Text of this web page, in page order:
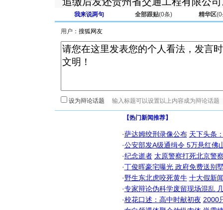
我来说两句 全部跟贴(0条) 精华区(0
用户：
设为辩论话题
【热门新闻推荐】
·萨达姆绞刑录像公布 天下头条
·公安部发A级通缉令 5万悬红佛
·纪念逝者 太原警察打死北京警
·丁俊晖豪宅曝光 政府免费送别
·野生东北虎咬死黄牛 十大假新
·专家辩论伪科学废留现场混乱
·校花口述：高中时献初夜 2000